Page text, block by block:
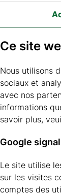
Ce site
Nous utilisons
sociaux et
avec nos
informations
savoir plus,
Google
Le site utilise
sur les visites
comptes des